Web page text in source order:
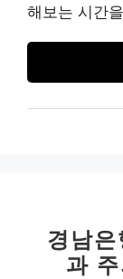
해보는 시간
경남
과